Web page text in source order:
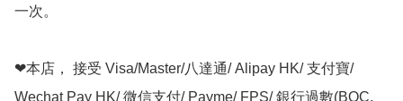
一次。
❤本店， 接受 Visa/Master/八達通/ Alipay HK/ 支付寶/
Wechat Pay HK/ 微信支付/ Payme/ FPS/ 銀行過數(BOC,